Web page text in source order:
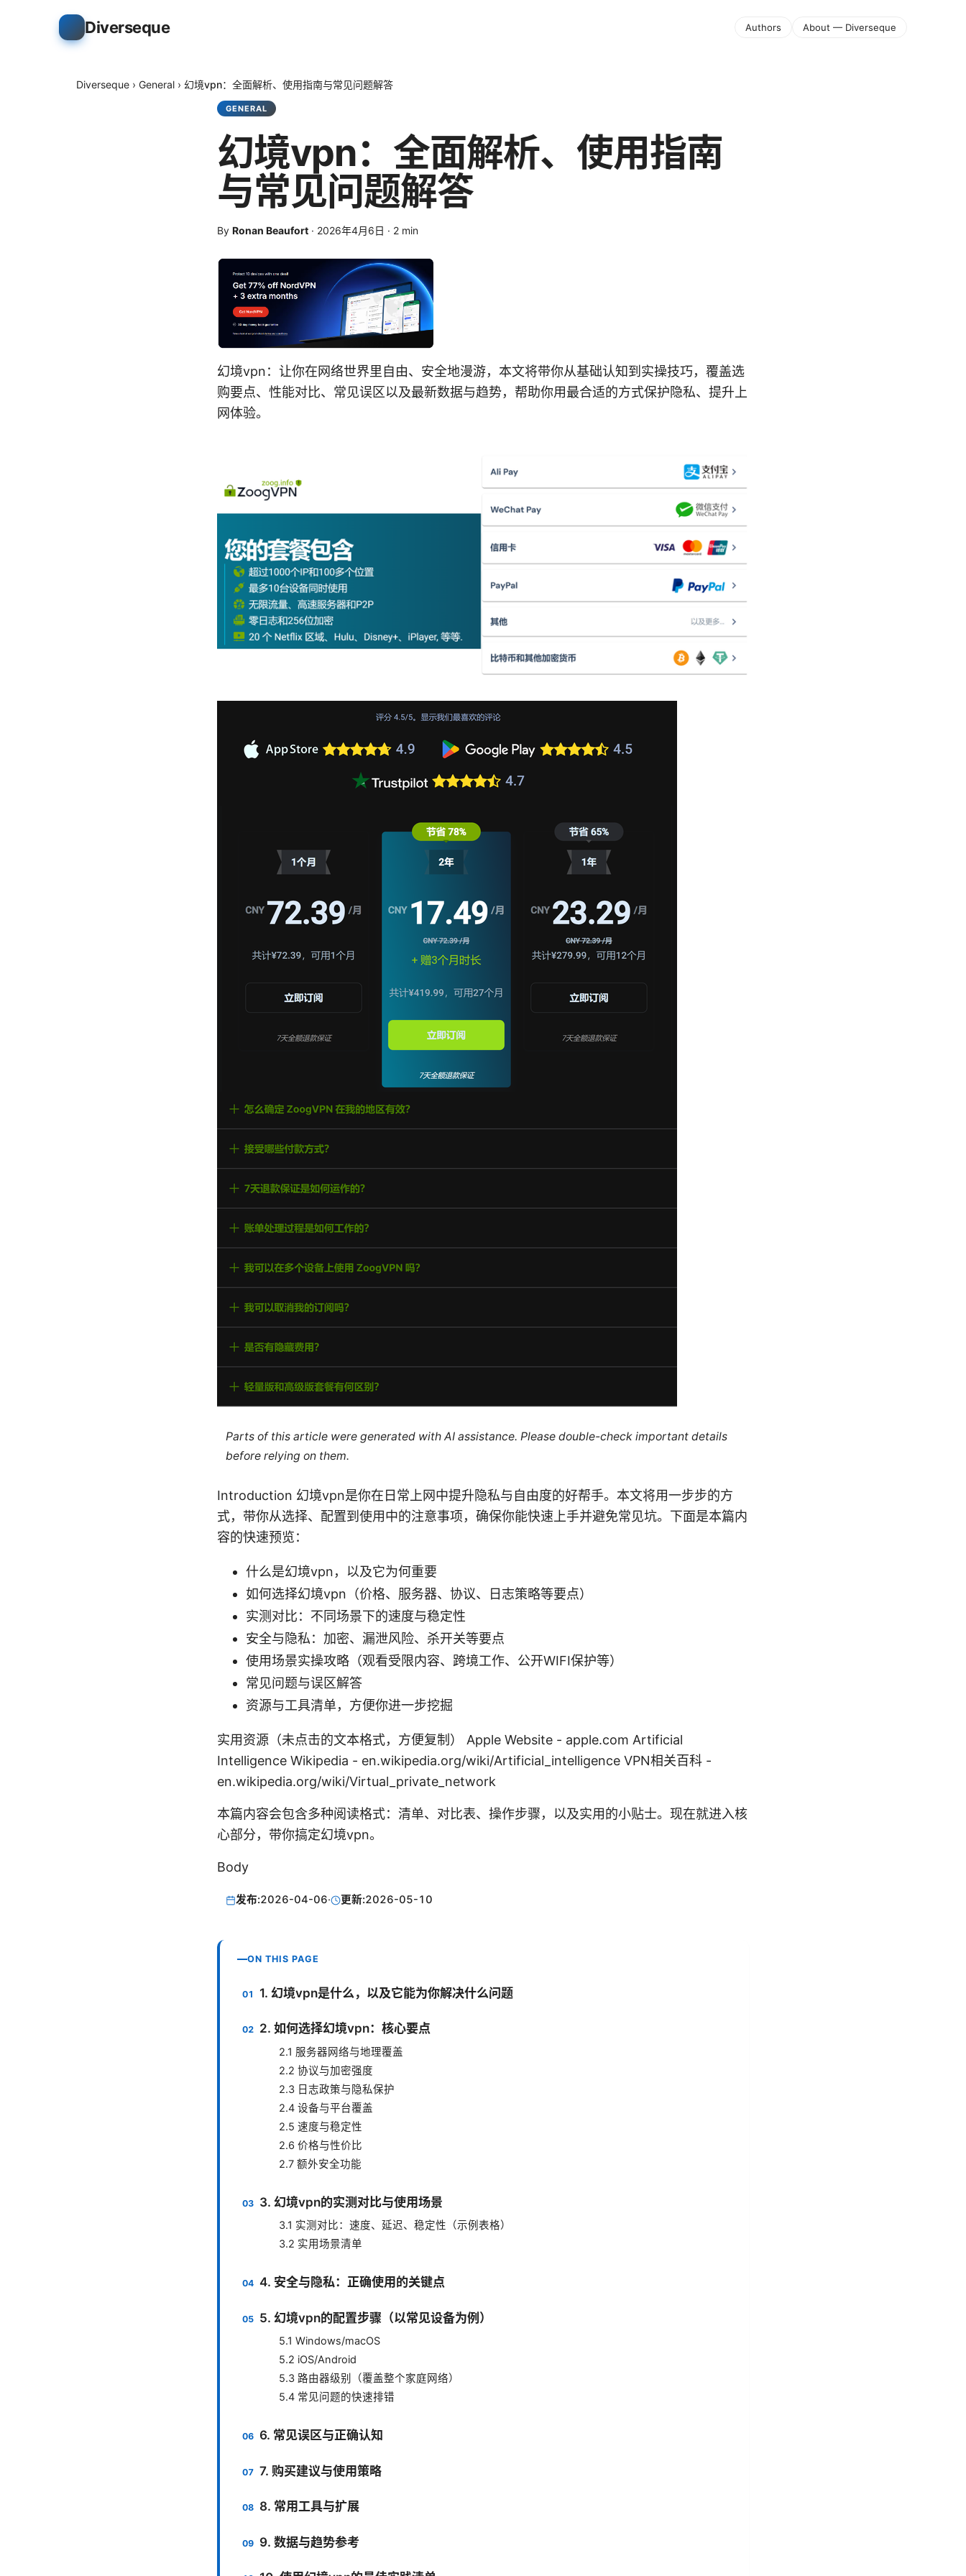
Diverseque Authors About — Diverseque
Diverseque › General › 幻境vpn：全面解析、使用指南与常见问题解答
GENERAL
幻境vpn：全面解析、使用指南
与常见问题解答
By Ronan Beaufort · 2026年4月6日 · 2 min
幻境vpn：让你在网络世界里自由、安全地漫游，本文将带你从基础认知到实操技巧，覆盖选
购要点、性能对比、常见误区以及最新数据与趋势，帮助你用最合适的方式保护隐私、提升上
网体验。
Parts of this article were generated with AI assistance. Please double-check important details
before relying on them.
Introduction 幻境vpn是你在日常上网中提升隐私与自由度的好帮手。本文将用一步步的方
式，带你从选择、配置到使用中的注意事项，确保你能快速上手并避免常见坑。下面是本篇内
容的快速预览：
什么是幻境vpn，以及它为何重要
如何选择幻境vpn（价格、服务器、协议、日志策略等要点）
实测对比：不同场景下的速度与稳定性
安全与隐私：加密、漏泄风险、杀开关等要点
使用场景实操攻略（观看受限内容、跨境工作、公开WIFI保护等）
常见问题与误区解答
资源与工具清单，方便你进一步挖掘
实用资源（未点击的文本格式，方便复制） Apple Website - apple.com Artificial
Intelligence Wikipedia - en.wikipedia.org/wiki/Artificial_intelligence VPN相关百科 -
en.wikipedia.org/wiki/Virtual_private_network
本篇内容会包含多种阅读格式：清单、对比表、操作步骤，以及实用的小贴士。现在就进入核
心部分，带你搞定幻境vpn。
Body
发布:2026-04-06· 更新:2026-05-10
ON THIS PAGE
1. 幻境vpn是什么，以及它能为你解决什么问题
2. 如何选择幻境vpn：核心要点
2.1 服务器网络与地理覆盖
2.2 协议与加密强度
2.3 日志政策与隐私保护
2.4 设备与平台覆盖
2.5 速度与稳定性
2.6 价格与性价比
2.7 额外安全功能
3. 幻境vpn的实测对比与使用场景
3.1 实测对比：速度、延迟、稳定性（示例表格）
3.2 实用场景清单
4. 安全与隐私：正确使用的关键点
5. 幻境vpn的配置步骤（以常见设备为例）
5.1 Windows/macOS
5.2 iOS/Android
5.3 路由器级别（覆盖整个家庭网络）
5.4 常见问题的快速排错
6. 常见误区与正确认知
7. 购买建议与使用策略
8. 常用工具与扩展
9. 数据与趋势参考